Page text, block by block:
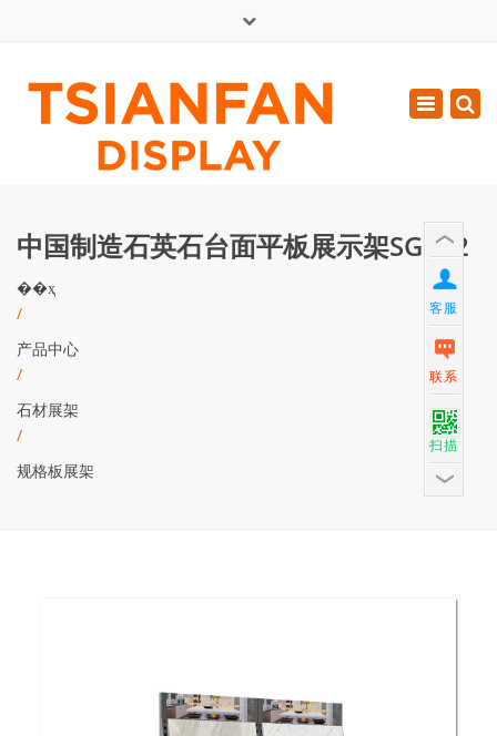
周一 - 周六: 7:00 - 17:00
0086-13365904989
Toggle
中国制造石英石台面平板展示架SG022
��ҳ
/
产品中心
/
石材展架
/
规格板展架
客服
联系
扫描